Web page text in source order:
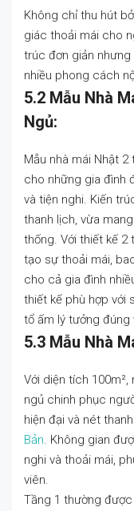
Không chỉ thu hút
giác thoải mái cho
trúc đơn giản nhưng
nhiều phong cách
5.2 Mẫu Nhà
Ngủ:
Mẫu nhà mái Nhật
cho những gia đình
và tiện nghi. Kiến
thanh lịch, vừa
thống. Với thiết kế
tạo sự thoải mái,
cho cả gia đình
thiết kế phù hợp với
tổ ấm lý tưởng đúng
5.3 Mẫu Nhà
Với diện tích
ngủ chinh phục
hiện đại và nét
Bản. Không gian
nghi và thoải mái,
viên.
Tầng 1 thường